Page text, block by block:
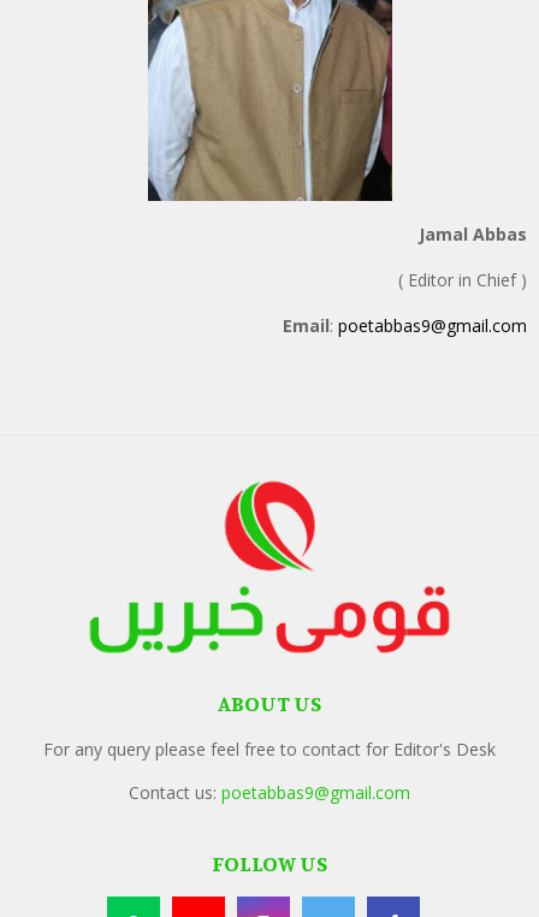
Jamal Abbas
( Editor in Chief )
Email: poetabbas9@gmail.com
ABOUT US
For any query please feel free to contact for Editor's Desk
Contact us: poetabbas9@gmail.com
FOLLOW US